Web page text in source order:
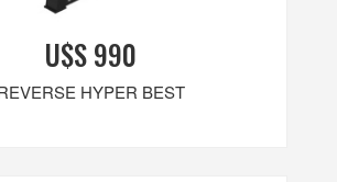
U$S 990
HYPER BEST